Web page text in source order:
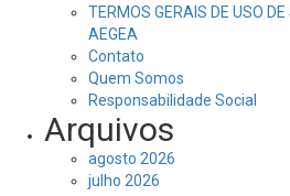
TERMOS GERAIS DE USO
AEGEA
Contato
Quem Somos
Responsabilidade Social
Arquivos
agosto 2026
julho 2026